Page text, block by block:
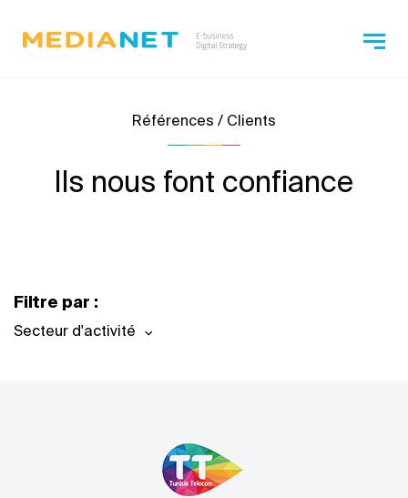
Références / Clients
Ils nous font confiance
Filtre par :
Secteur d'activité